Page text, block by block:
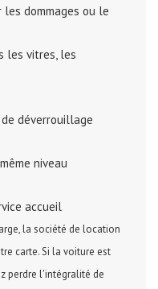
dommages ou le
les vitres, les
déverrouillage
niveau
accueil
la société de location
carte. Si la voiture est
perdre l'intégralité de